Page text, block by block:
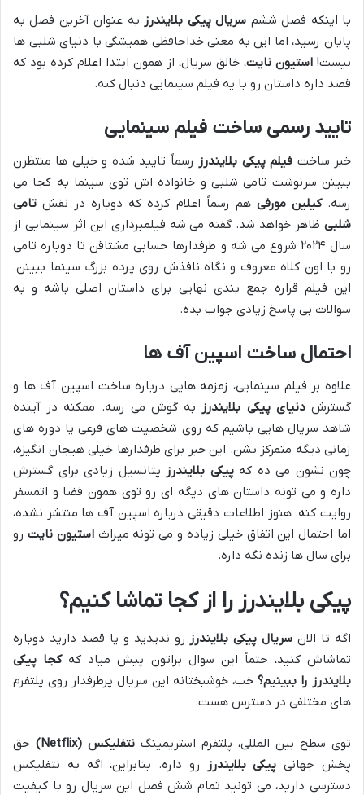
با اینکه فصل ششم سریال پیکی بلایندرز به عنوان آخرین فصل به
پایان رسید، اما این به معنی خداحافظی همیشگی با دنیای شلبی ها
نیست! استیون نایت، خالق سریال، از همون ابتدا اعلام کرده بود که
قصد داره داستان رو با یه فیلم سینمایی دنبال کنه.
تایید رسمی ساخت فیلم سینمایی
خبر ساخت فیلم پیکی بلایندرز رسماً تایید شده و خیلی ها منتظرن
ببینن سرنوشت تامی شلبی و خانواده اش توی سینما به کجا می
رسه.کیلین مورفی هم رسماً اعلام کرده که دوباره در نقش تامی
شلبی ظاهر خواهد شد. گفته می شه فیلمبرداری این اثر سینمایی از
سال ۲۰۲۴ شروع می شه و طرفدارها حسابی مشتاقن تا دوباره تامی
رو با اون کلاه معروف و نگاه نافذش روی پرده بزرگ سینما ببینن.
این فیلم قراره جمع بندی نهایی برای داستان اصلی باشه و به
سوالات بی پاسخ زیادی جواب بده.
احتمال ساخت اسپین آف ها
علاوه بر فیلم سینمایی، زمزمه هایی درباره ساخت اسپین آف ها و
گسترشدنیای پیکی بلایندرز به گوش می رسه. ممکنه در آینده
شاهد سریال هایی باشیم که روی شخصیت های فرعی یا دوره های
زمانی دیگه متمرکز بشن. این خبر برای طرفدارها خیلی هیجان انگیزه،
چون نشون می ده کهپیکی بلایندرز پتانسیل زیادی برای گسترش
داره و می تونه داستان های دیگه ای رو توی همون فضا و اتمسفر
روایت کنه. هنوز اطلاعات دقیقی درباره اسپین آف ها منتشر نشده،
اما احتمال این اتفاق خیلی زیاده و می تونه میراثاستیون نایت رو
برای سال ها زنده نگه داره.
پیکی بلایندرز را از کجا تماشا کنیم؟
اگه تا الان سریال پیکی بلایندرز رو ندیدید و یا قصد دارید دوباره
تماشاش کنید، حتماً این سوال براتون پیش میاد کهکجا پیکی
بلایندرز را ببینیم؟ خب، خوشبختانه این سریال پرطرفدار روی پلتفرم
های مختلفی در دسترس هست.
توی سطح بین المللی، پلتفرم استریمینگ نتفلیکس (Netflix)
حق
پخش جهانی پیکی بلایندرز
رو داره. بنابراین، اگه به نتفلیکس
دسترسی دارید، می تونید تمام شش فصل این سریال رو با کیفیت